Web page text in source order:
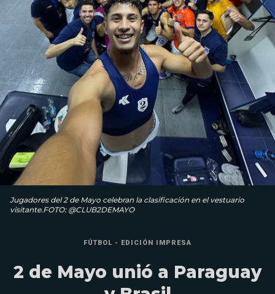
Jugadores del 2 de Mayo celebran la clasificación en el vestuario
visitante.FOTO: @CLUB2DEMAYO
FÚTBOL - EDICIÓN IMPRESA
2 de Mayo unió a Paraguay